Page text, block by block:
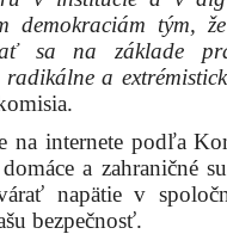
demokraciám tým,
sa na základe
a
na internete podľa
a zahraničné
napätie v
bezpečnosť.